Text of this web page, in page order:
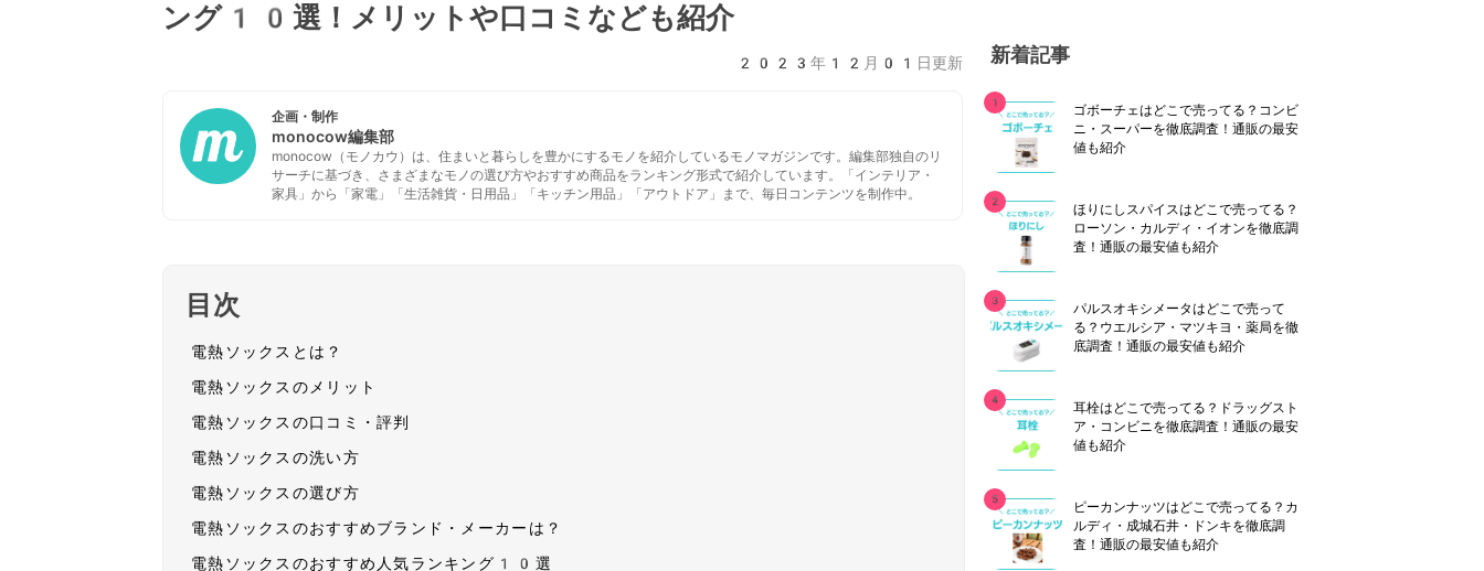
ング10選！メリットや口コミなども紹介
2023年12月01日更新
企画・制作
monocow編集部
monocow（モノカウ）は、住まいと暮らしを豊かにするモノを紹介しているモノマガジンです。編集部独自のリ
サーチに基づき、さまざまなモノの選び方やおすすめ商品をランキング形式で紹介しています。「インテリア・
家具」から「家電」「生活雑貨・日用品」「キッチン用品」「アウトドア」まで、毎日コンテンツを制作中。
目次
電熱ソックスとは？
電熱ソックスのメリット
電熱ソックスの口コミ・評判
電熱ソックスの洗い方
電熱ソックスの選び方
電熱ソックスのおすすめブランド・メーカーは？
電熱ソックスのおすすめ人気ランキング10選
新着記事
ゴボーチェはどこで売ってる？コンビ
ニ・スーパーを徹底調査！通販の最安
値も紹介
ほりにしスパイスはどこで売ってる？
ローソン・カルディ・イオンを徹底調
査！通販の最安値も紹介
パルスオキシメータはどこで売って
る？ウエルシア・マツキヨ・薬局を徹
底調査！通販の最安値も紹介
耳栓はどこで売ってる？ドラッグスト
ア・コンビニを徹底調査！通販の最安
値も紹介
ピーカンナッツはどこで売ってる？カ
ルディ・成城石井・ドンキを徹底調
査！通販の最安値も紹介